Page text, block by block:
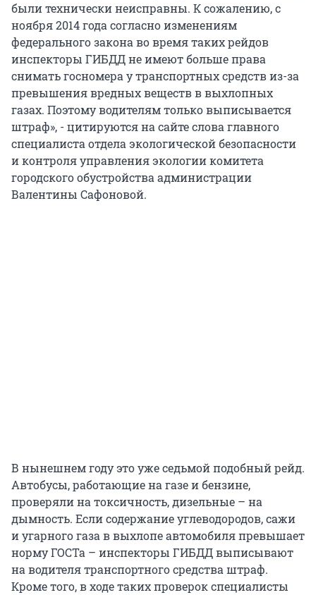
были технически неисправны. К сожалению, с
ноября 2014 года согласно изменениям
федерального закона во время таких рейдов
инспекторы ГИБДД не имеют больше права
снимать госномера у транспортных средств из-за
превышения вредных веществ в выхлопных
газах. Поэтому водителям только выписывается
штраф», - цитируются на сайте слова главного
специалиста отдела экологической безопасности
и контроля управления экологии комитета
городского обустройства администрации
Валентины Сафоновой.
В нынешнем году это уже седьмой подобный рейд.
Автобусы, работающие на газе и бензине,
проверяли на токсичность, дизельные – на
дымность. Если содержание углеводородов, сажи
и угарного газа в выхлопе автомобиля превышает
норму ГОСТа – инспекторы ГИБДД выписывают
на водителя транспортного средства штраф.
Кроме того, в ходе таких проверок специалисты